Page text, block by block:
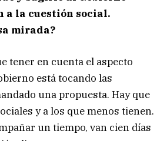
a la cuestión social.
mirada?
tener en cuenta el aspecto
está tocando las
una propuesta. Hay que
y a los que menos tienen.
un tiempo, van cien días